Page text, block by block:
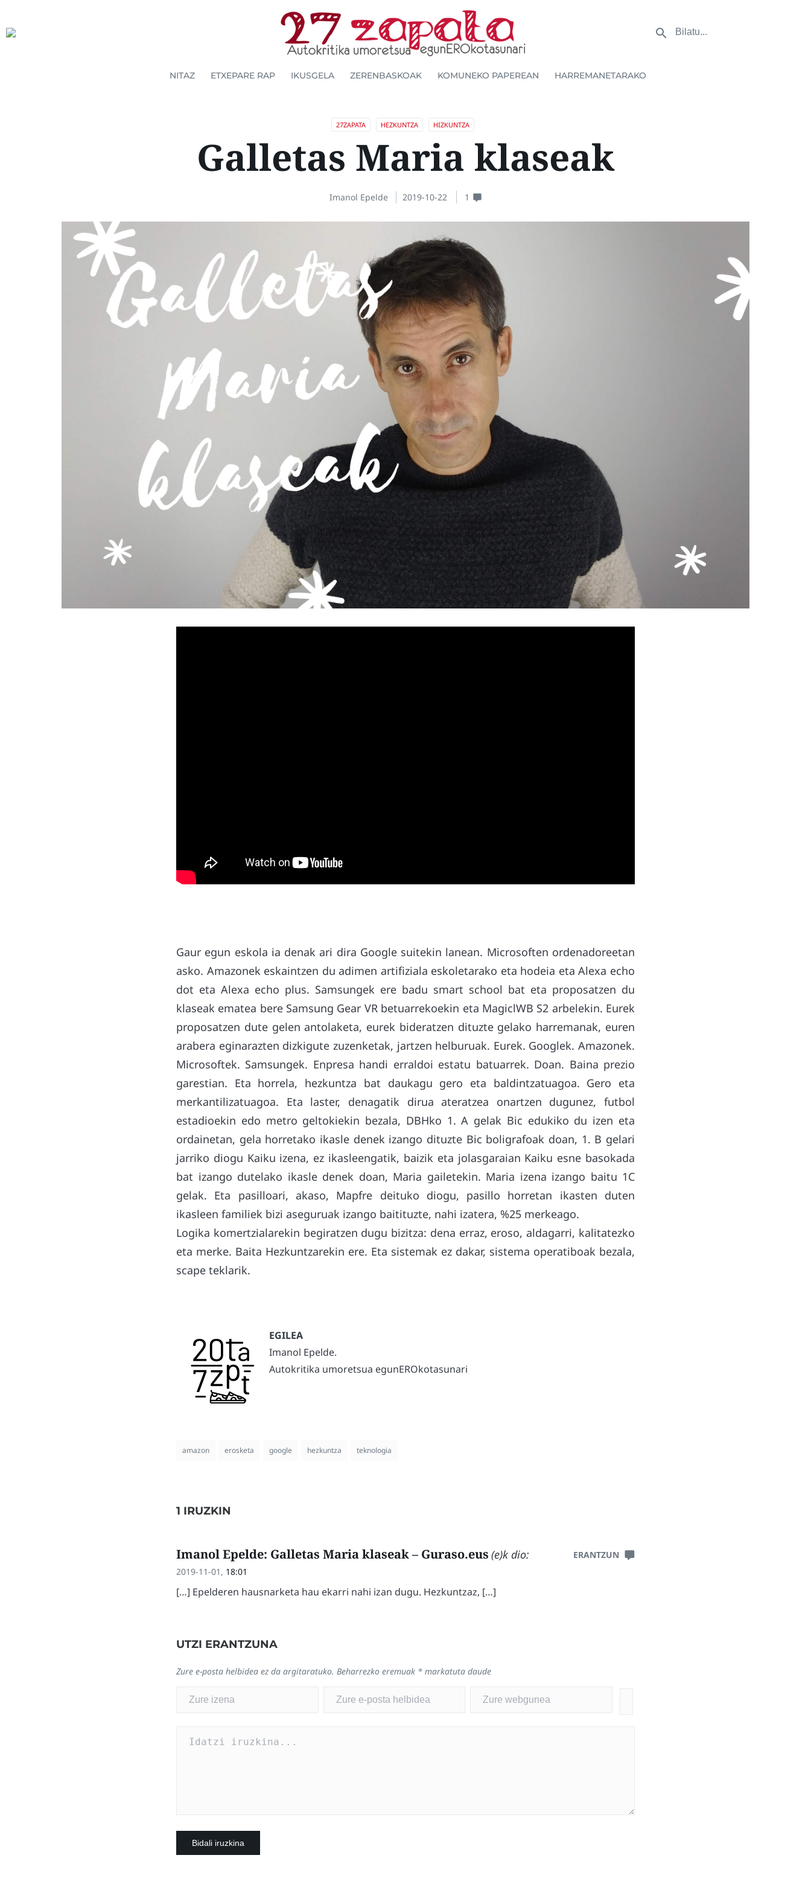
NITAZ ETXEPARE RAP IKUSGELA ZERENBASKOAK KOMUNEKO PAPEREAN HARREMANETARAKO
27ZAPATA HEZKUNTZA HIZKUNTZA
Galletas Maria klaseak
Imanol Epelde 2019-10-22 1
Gaur egun eskola ia denak ari dira Google suitekin lanean. Microsoften ordenadoreetan
asko. Amazonek eskaintzen du adimen artifiziala eskoletarako eta hodeia eta Alexa echo
dot eta Alexa echo plus. Samsungek ere badu smart school bat eta proposatzen du
klaseak ematea bere Samsung Gear VR betuarrekoekin eta MagiclWB S2 arbelekin. Eurek
proposatzen dute gelen antolaketa, eurek bideratzen dituzte gelako harremanak, euren
arabera eginarazten dizkigute zuzenketak, jartzen helburuak. Eurek. Googlek. Amazonek.
Microsoftek. Samsungek. Enpresa handi erraldoi estatu batuarrek. Doan. Baina prezio
garestian. Eta horrela, hezkuntza bat daukagu gero eta baldintzatuagoa. Gero eta
merkantilizatuagoa. Eta laster, denagatik dirua ateratzea onartzen dugunez, futbol
estadioekin edo metro geltokiekin bezala, DBHko 1. A gelak Bic edukiko du izen eta
ordainetan, gela horretako ikasle denek izango dituzte Bic boligrafoak doan, 1. B gelari
jarriko diogu Kaiku izena, ez ikasleengatik, baizik eta jolasgaraian Kaiku esne basokada
bat izango dutelako ikasle denek doan, Maria gailetekin. Maria izena izango baitu 1C
gelak. Eta pasilloari, akaso, Mapfre deituko diogu, pasillo horretan ikasten duten
ikasleen familiek bizi aseguruak izango baitituzte, nahi izatera, %25 merkeago.
Logika komertzialarekin begiratzen dugu bizitza: dena erraz, eroso, aldagarri, kalitatezko
eta merke. Baita Hezkuntzarekin ere. Eta sistemak ez dakar, sistema operatiboak bezala,
scape teklarik.
Imanol Epelde.
Autokritika umoretsua egunEROkotasunari
amazon erosketa google hezkuntza teknologia
1 IRUZKIN
Imanol Epelde: Galletas Maria klaseak – Guraso.eus (e)k dio:
ERANTZUN
2019-11-01, 18:01
[…] Epelderen hausnarketa hau ekarri nahi izan dugu. Hezkuntzaz, […]
UTZI ERANTZUNA
Zure e-posta helbidea ez da argitaratuko. Beharrezko eremuak * markatuta daude